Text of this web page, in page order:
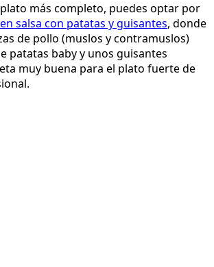
más completo, puedes optar por
salsa con patatas y guisantes, donde
de pollo (muslos y contramuslos)
patatas baby y unos guisantes
muy buena para el plato fuerte de